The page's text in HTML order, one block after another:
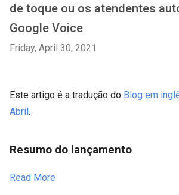
de toque ou os atendentes
Google Voice
Friday, April 30, 2021
Este artigo é a tradução do Blog em
Abril.
Resumo do lançamento
Read More